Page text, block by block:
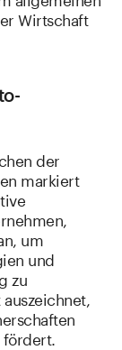
Wirtschaft
der
markiert
um
und
zu